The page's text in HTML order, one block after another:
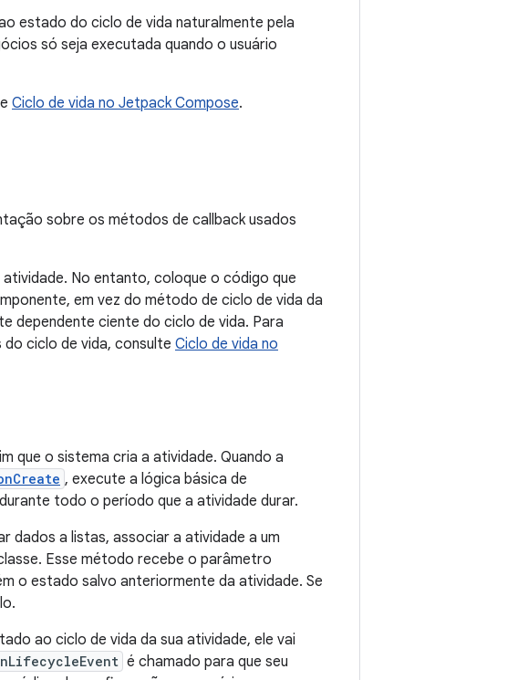
estado do ciclo de vida naturalmente pela
só seja executada quando o usuário
Ciclo de vida no Jetpack Compose.
sobre os métodos de callback usados
No entanto, coloque o código que
em vez do método de ciclo de vida da
dependente ciente do ciclo de vida. Para
ciclo de vida, consulte Ciclo de vida no
que o sistema cria a atividade. Quando a
, execute a lógica básica de
todo o período que a atividade durar.
dados a listas, associar a atividade a um
Esse método recebe o parâmetro
o estado salvo anteriormente da atividade. Se
ao ciclo de vida da sua atividade, ele vai
é chamado para que seu